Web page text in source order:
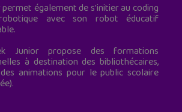
permet également de s'initier au coding
avec son robot éducatif
Junior propose des formations
à destination des bibliothécaires,
animations pour le public scolaire